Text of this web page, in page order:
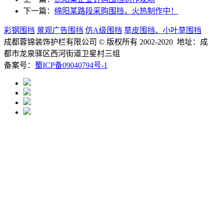
下一篇： 绵阳某路段采购围挡，火热制作中！
彩钢围挡 景观广告围挡 仿A级围挡 草皮围挡、小叶草围挡
成都蓉锦装饰护栏有限公司 © 版权所有 2002-2020 地址：成
都市龙泉驿区西河街道卫星村三组
备案号： 蜀ICP备09040794号-1